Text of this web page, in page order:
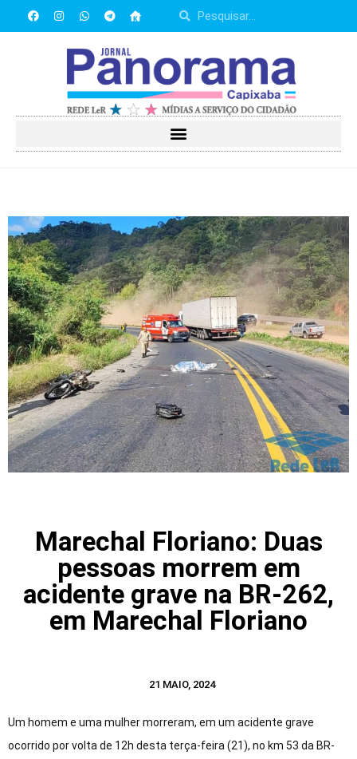
Marechal Floriano: Duas
pessoas morrem em
acidente grave na BR-262,
em Marechal Floriano
21 MAIO, 2024
Um homem e uma mulher morreram, em um acidente grave
ocorrido por volta de 12h desta terça-feira (21), no km 53 da BR-